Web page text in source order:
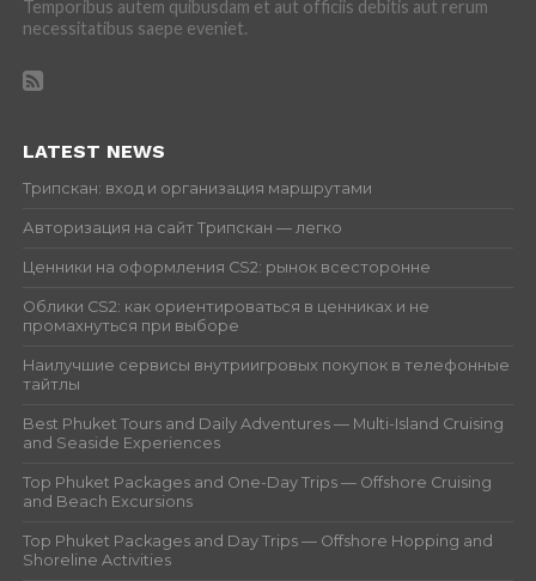
Temporibus autem quibusdam et aut officiis debitis aut rerum
necessitatibus saepe eveniet.
LATEST NEWS
Трипскан: вход и организация маршрутами
Авторизация на сайт Трипскан — легко
Ценники на оформления CS2: рынок всесторонне
Облики CS2: как ориентироваться в ценниках и не
промахнуться при выборе
Наилучшие сервисы внутриигровых покупок в телефонные
тайтлы
Best Phuket Tours and Daily Adventures — Multi-Island Cruising
and Seaside Experiences
Top Phuket Packages and One-Day Trips — Offshore Cruising
and Beach Excursions
Top Phuket Packages and Day Trips — Offshore Hopping and
Shoreline Activities